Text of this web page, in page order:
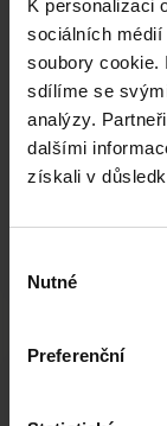
K personalizaci
sociálních
soubory cookie.
sdílíme se
analýzy.
dalšími
získali v
souhlasu
Nutné
Preferenční
P****
Š****
D****
M****
1
T****
P****
4